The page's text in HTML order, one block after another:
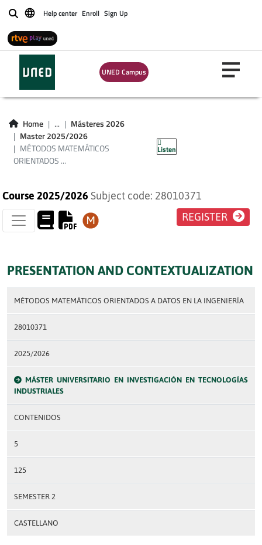
BuscarHelp center Enroll Sign Up
UNED Campus
Home ...
Másteres 2026
Master 2025/2026
MÉTODOS MATEMÁTICOS
ORIENTADOS ...
Listen
MÉTODOS
MATEMÁTICOS
ORIENTADOS A
DATOS EN LA
INGENIERÍA
Course 2025/2026 Subject code: 28010371
REGISTER
PRESENTATION AND CONTEXTUALIZATION
MÉTODOS MATEMÁTICOS ORIENTADOS A DATOS EN LA INGENIERÍA
28010371
2025/2026
MÁSTER UNIVERSITARIO EN INVESTIGACIÓN EN TECNOLOGÍAS
INDUSTRIALES
CONTENIDOS
5
125
SEMESTER 2
CASTELLANO